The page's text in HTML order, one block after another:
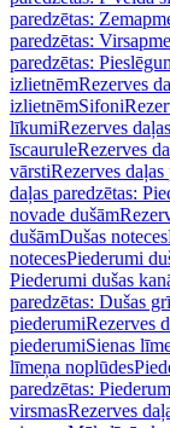
paredzētas:
paredzētas:
paredzētas:
izlietnēmRezerves
izlietnēmSifoni
līkumiRezerves
īscauruleRezerves
vārstiRezerves
daļas paredzētas:
novade dušām
dušāmDušas noteces
notecesPiederumi
Piederumi dušas
paredzētas: Dušas
piederumiRezerves
piederumiSienas
līmeņa noplūdes
paredzētas:
virsmasRezerves